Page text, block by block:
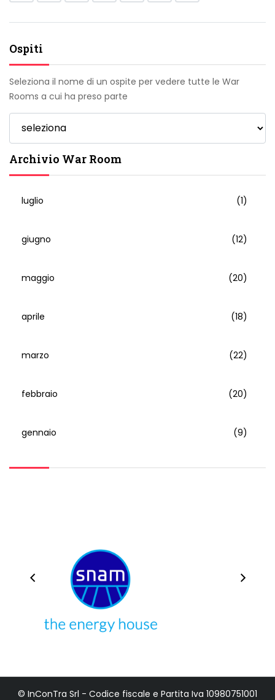
Ospiti
Seleziona il nome di un ospite per vedere tutte le War
Rooms a cui ha preso parte
Archivio War Room
luglio (1)
giugno (12)
maggio (20)
aprile (18)
marzo (22)
febbraio (20)
gennaio (9)
© InConTra Srl - Codice fiscale e Partita Iva 10980751001